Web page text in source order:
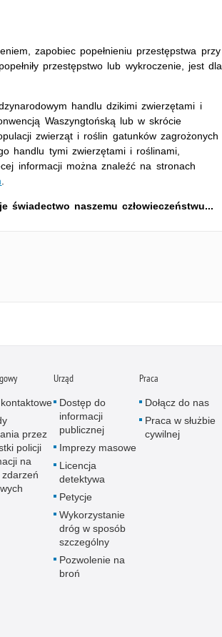
zapobiec popełnieniu przestępstwa przy
przestępstwo lub wykroczenie, jest dla
handlu dzikimi zwierzętami i
Waszyngtońską lub w skrócie
zwierząt i roślin gatunków zagrożonych
handlu tymi zwierzętami i roślinami,
informacji można znaleźć na stronach
świadectwo naszemu człowieczeństwu...
przez
policji
na
Urząd
Dostęp do
informacji
publicznej
Imprezy masowe
Licencja
detektywa
Petycje
Wykorzystanie
dróg w sposób
szczególny
Pozwolenie na
broń
Praca
Dołącz do nas
Praca w służbie
cywilnej